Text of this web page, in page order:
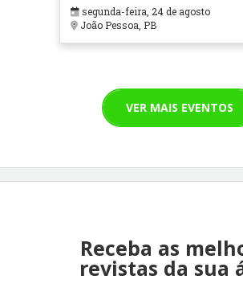
segunda-feira, 24 de agosto
João Pessoa, PB
VER MAIS EVENTOS
Receba as
revistas da sua